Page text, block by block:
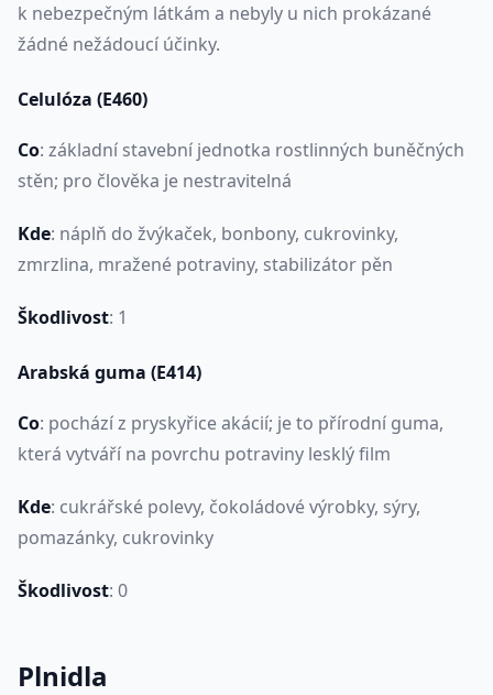
k nebezpečným látkám a nebyly u nich prokázané
žádné nežádoucí účinky.
Celulóza (E460)
Co: základní stavební jednotka rostlinných buněčných
stěn; pro člověka je nestravitelná
Kde: náplň do žvýkaček, bonbony, cukrovinky,
zmrzlina, mražené potraviny, stabilizátor pěn
Škodlivost: 1
Arabská guma (E414)
Co: pochází z pryskyřice akácií; je to přírodní guma,
která vytváří na povrchu potraviny lesklý film
Kde: cukrářské polevy, čokoládové výrobky, sýry,
pomazánky, cukrovinky
Škodlivost: 0
Plnidla